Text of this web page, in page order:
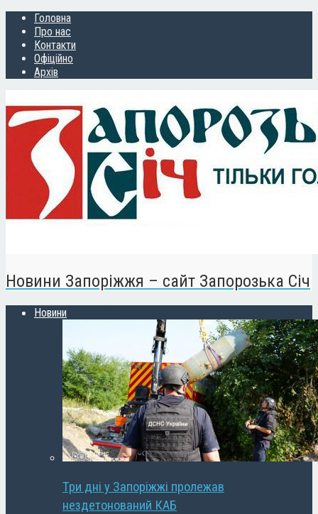
Головна
Про нас
Контакти
Офіційно
Архів
Новини Запоріжжя – сайт Запорозька Січ
Новини
Три дні у Запоріжжі пролежав
нездетонований КАБ